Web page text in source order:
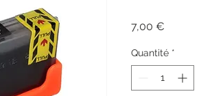
7,00 €
Quantité *